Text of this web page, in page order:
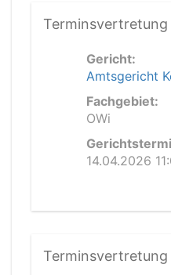
Gericht:
Amtsgericht
Fachgebiet:
OWi
14.04.2026